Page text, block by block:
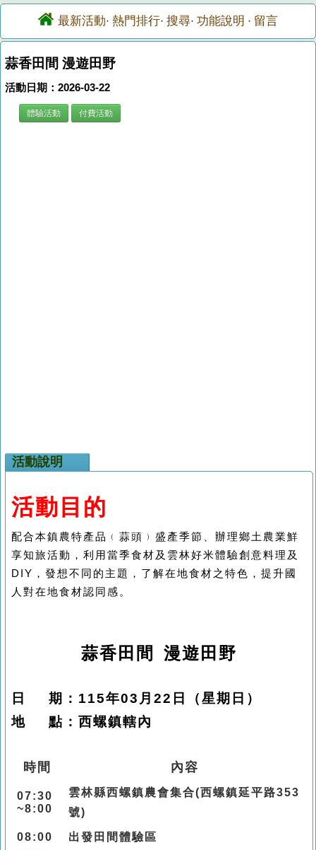
最新活動· 熱門排行· 搜尋· 功能說明 · 留言
蒜香田間 漫遊田野
活動日期：2026-03-22
體驗活動 付費活動
活動說明
活動目的
配合本鎮農特產品﹙蒜頭﹚盛產季節、辦理鄉土農業鮮
享知旅活動，利用當季食材及雲林好米體驗創意料理及
DIY，發想不同的主題，了解在地食材之特色，提升國
人對在地食材認同感。
蒜香田間 漫遊田野
日 期： 115年03 月22 日（星期日）
地
點： 西螺鎮轄內
時間 內容
07:30
~8:00
雲林縣西螺鎮農會集合(西螺鎮延平路353
號)
08:00
出發田間體驗區